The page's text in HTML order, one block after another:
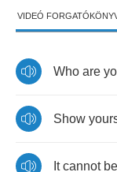
VIDEÓ
Who are
Show
It cannot be